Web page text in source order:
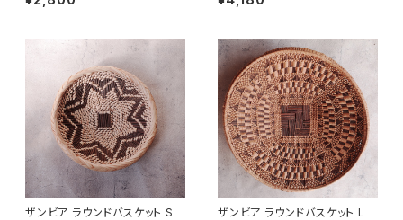
ザンビア ラウンドバスケット S ザンビア ラウンドバスケット L